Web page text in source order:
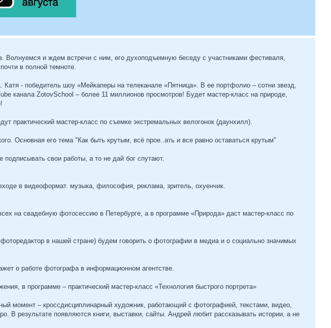
Волнуемся и ждем встречи с ним, его духоподъемную беседу с участниками фестиваля,
в полной темноте.
- победитель шоу «Мейкаперы на телеканале «Пятница». В ее портфолио – сотни звезд,
канала ZotovSchool – более 11 миллионов просмотров! Будет мастер-класс на природе,
практический мастер-класс по съемке экстремальных велогонок (даунхилл).
Основная его тема "Как быть крутым, всё прое..ать и все равно оставаться крутым"
подписывать свои работы, а то не дай бог спутают.
в видеоформат. музыка, философия, реклама, зритель, охуенчик.
на свадебную фотосессию в Петербурге, а в программе «Природа» даст мастер-класс по
в нашей стране) будем говорить о фотографии в медиа и о социально значимых
о работе фотографа в информационном агентстве.
в программе – практический мастер-класс «Технология быстрого портрета»
момент – кроссдисциплинарный художник, работающий с фотографией, текстами, видео,
В результате появляются книги, выставки, сайты. Андрей любит рассказывать истории, а не